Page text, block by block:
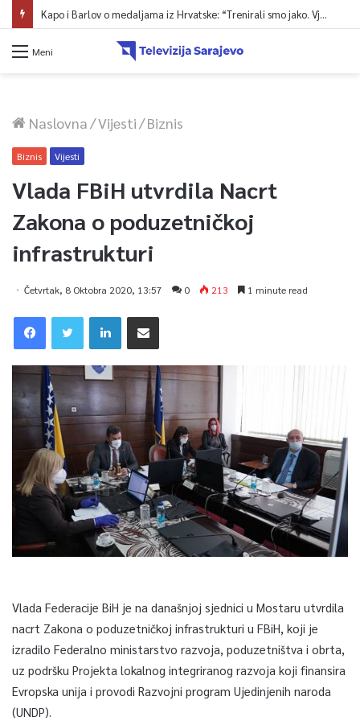
Ministarstvo saobraćaja KS: Završena revizija projekta, uskoro javna nabavka za obnovu mosta u ulici Ive Andrića
Meni
Naslovna/Vijesti/Biznis
Biznis Vijesti
Vlada FBiH utvrdila Nacrt
Zakona o poduzetničkoj
infrastrukturi
Četvrtak, 8 Oktobra 2020, 13:57 0 213 1 minute read
Vlada Federacije BiH je na današnjoj sjednici u Mostaru utvrdila
nacrt Zakona o poduzetničkoj infrastrukturi u FBiH, koji je
izradilo Federalno ministarstvo razvoja, poduzetništva i obrta,
uz podršku Projekta lokalnog integriranog razvoja koji finansira
Evropska unija i provodi Razvojni program Ujedinjenih naroda
(UNDP).